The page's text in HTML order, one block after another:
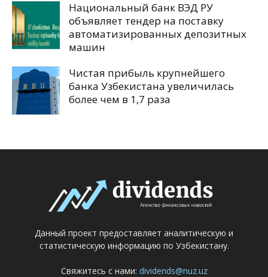
Национальный банк ВЭД РУ
объявляет тендер на поставку
автоматизированных депозитных
машин
Чистая прибыль крупнейшего
банка Узбекистана увеличилась
более чем в 1,7 раза
Данный проект предоставляет аналитическую и
статистическую информацию по Узбекистану.
Свяжитесь с нами: dividends@nuz.uz